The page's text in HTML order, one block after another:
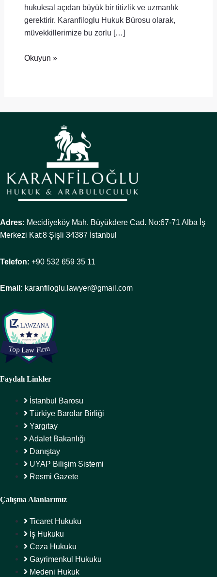
hukuksal açıdan büyük bir titizlik ve uzmanlık
gerektirir. Karanfiloglu Hukuk Bürosu olarak,
müvekkillerimize bu zorlu […]
Okuyun »
Adres: Mecidiyeköy Mah. Büyükdere Cad. No:67-71 Alba İş
Merkezi Kat:8 Şişli 34387 İstanbul
Telefon: +90 532 659 35 11
Email: karanfiloglu.lawyer@gmail.com
Faydalı Linkler
İstanbul Barosu
Türkiye Barolar Birliği
Yargıtay
Adalet Bakanlığı
Danıştay
UYAP Bilişim Sistemi
Resmi Gazete
Çalışma Alanlarımız
Ticaret Hukuku
İş Hukuku
Ceza Hukuku
Gayrimenkul Hukuku
Medeni Hukuk